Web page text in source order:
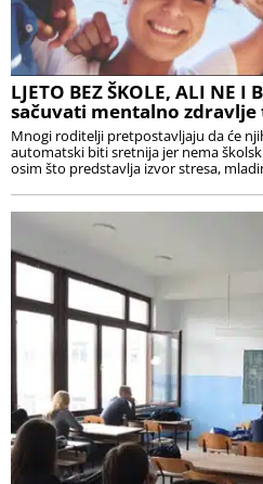
LJETO BEZ ŠKOLE, ALI NE I
sačuvati mentalno zdravlje
Mnogi roditelji pretpostavljaju da će
automatski biti sretnija jer nema
osim što predstavlja izvor stresa,